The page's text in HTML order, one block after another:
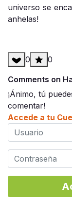
universo se
anhelas!
0 0
Comments on
¡Ánimo, tú
comentar!
Accede a tu
Usuario
Contraseña